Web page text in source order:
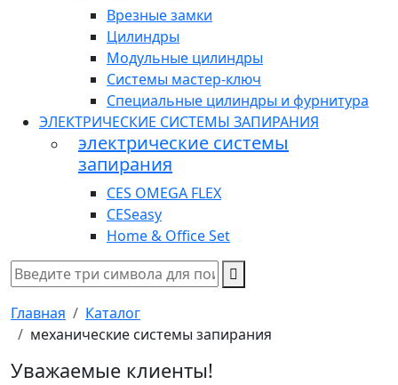
Врезные замки
Цилиндры
Модульные цилиндры
Системы мастер-ключ
Специальные цилиндры и фурнитура
ЭЛЕКТРИЧЕСКИЕ СИСТЕМЫ ЗАПИРАНИЯ
электрические системы
запирания
CES OMEGA FLEX
CESeasy
Home & Office Set
Главная
Каталог
механические системы запирания
Уважаемые клиенты!